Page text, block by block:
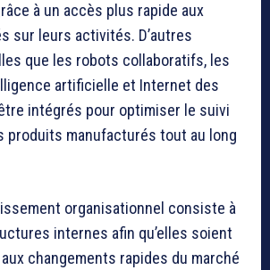
à un accès plus rapide aux
sur leurs activités. D’autres
que les robots collaboratifs, les
artificielle et Internet des
intégrés pour optimiser le suivi
produits manufacturés tout au long
organisationnel consiste à
internes afin qu’elles soient
changements rapides du marché